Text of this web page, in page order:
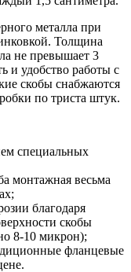
металла при
Толщина
не превышает 3
и удобство работы с
скобы снабжаются
по триста штук.
специальных
монтажная весьма
благодаря
скобы
8-10 микрон);
фланцевые